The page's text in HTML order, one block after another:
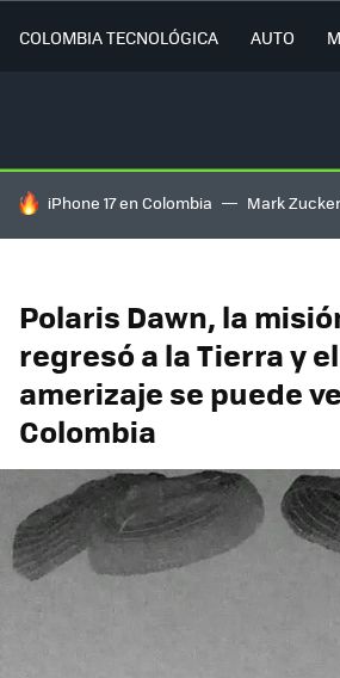
COLOMBIA TECNOLÓGICA AUTO
HOY SE HABLA DE
iPhone 17 en Colombia Mark
Polaris Dawn, la
regresó a la Tierra y
amerizaje se puede
Colombia